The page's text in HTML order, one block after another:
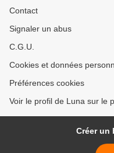
Contact
Signaler un abus
C.G.U.
Cookies et données
Préférences cookies
Voir le profil de Luna sur le
Créer un